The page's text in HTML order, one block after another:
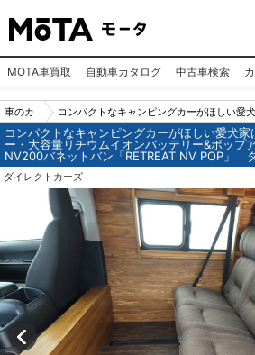
MOTA車買取 自動車カタログ 中古車検索
車のカ
スタム
パーツ
（カー
コンパクトなキャンピングカーがほしい愛
クーラー・大容量リチウムイオンバッテリ
超快適なNV200バネットバン「RETREAT
ーズ【Vol.13】
コンパクトなキャンピングカーがほしい愛犬
ー・大容量リチウムイオンバッテリー&ポップ
NV200バネットバン「RETREAT NV POP」｜
ダイレクトカーズ